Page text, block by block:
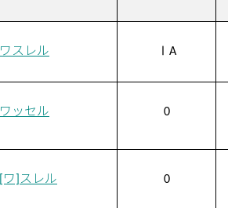
ワスレル ⅠA
ワッセル 0
[ワ]スレル 0